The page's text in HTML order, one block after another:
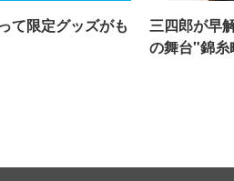
て限定グッズがも
三四郎が早
の舞台"錦糸